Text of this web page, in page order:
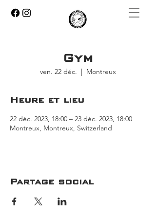
Gym
ven. 22 déc.
  |
Montreux
Heure et lieu
22 déc. 2023, 18:00 – 23 déc. 2023, 18:00
Montreux, Montreux, Switzerland
Partage social